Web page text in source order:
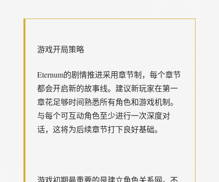
游戏开局策略
Eternum的剧情推进采用章节制，每个章节
都会开启新的故事线。建议新玩家在第一
章花足够时间熟悉所有角色和游戏机制。
与每个可互动角色至少进行一次深度对
话，这将为后续章节打下良好基础。
游戏初期最重要的是建立角色关系网。不